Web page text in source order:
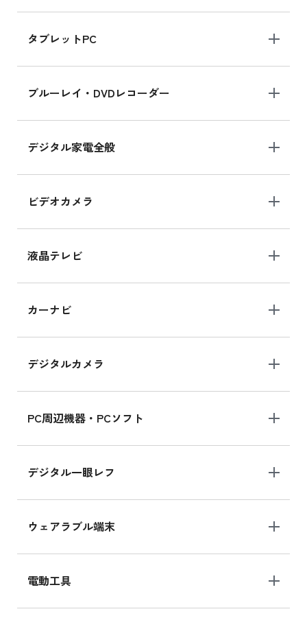
タブレットPC
ブルーレイ・DVDレコーダー
デジタル家電全般
ビデオカメラ
液晶テレビ
カーナビ
デジタルカメラ
PC周辺機器・PCソフト
デジタル一眼レフ
ウェアラブル端末
電動工具
iPad mini 8.3インチ の新品買取価格
iPhone 16 シリーズ
iPhone 16 の新品買取価格
iPad Air 11インチ シリーズ
iPad Air 11インチ の新品買取価格
iPhone 15 128GB シリーズ
iPhone 15 128GB の新品買取価格
MK2K3J/Aの新品買取価格はこちら